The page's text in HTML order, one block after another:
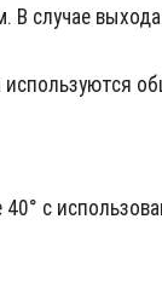
случае
используются
с